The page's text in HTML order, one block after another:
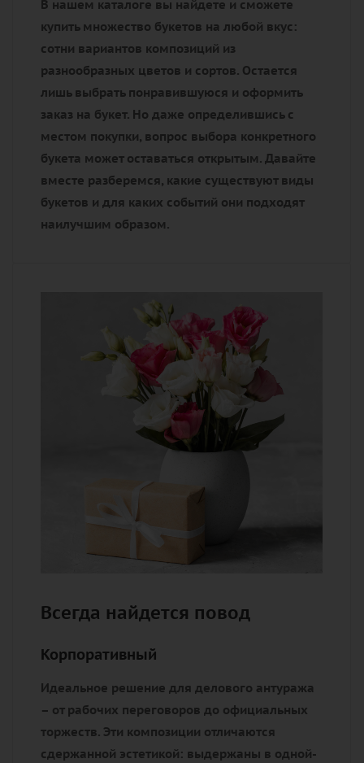
В нашем каталоге вы найдете и сможете
купить множество букетов на любой вкус:
сотни вариантов композиций из
разнообразных цветов и сортов. Остается
лишь выбрать понравившуюся и оформить
заказ на букет. Но даже определившись с
местом покупки, вопрос выбора конкретного
букета может оставаться открытым. Давайте
вместе разберемся, какие существуют виды
букетов и для каких событий они подходят
наилучшим образом.
Всегда найдется повод
Корпоративный
Идеальное решение для делового антуража
– от рабочих переговоров до официальных
торжеств. Эти композиции отличаются
сдержанной эстетикой: выдержаны в одной-